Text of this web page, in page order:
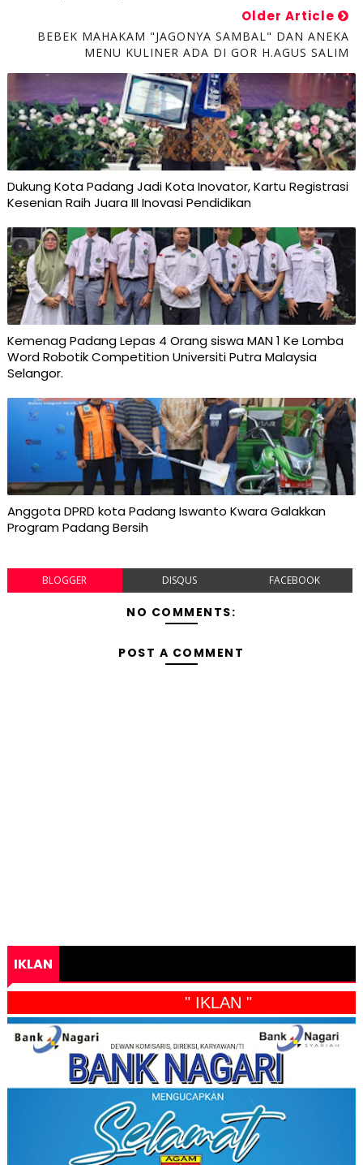
Older Article
BEBEK MAHAKAM "JAGONYA SAMBAL" DAN ANEKA
MENU KULINER ADA DI GOR H.AGUS SALIM
Dukung Kota Padang Jadi Kota Inovator, Kartu Registrasi
Kesenian Raih Juara III Inovasi Pendidikan
Kemenag Padang Lepas 4 Orang siswa MAN 1 Ke Lomba
Word Robotik Competition Universiti Putra Malaysia
Selangor.
Anggota DPRD kota Padang Iswanto Kwara Galakkan
Program Padang Bersih
BLOGGER DISQUS FACEBOOK
NO COMMENTS:
POST A COMMENT
IKLAN
" IKLAN "